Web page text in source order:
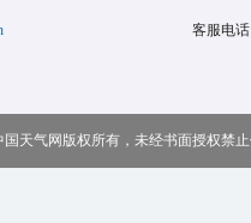
客服电
国天气网版权所有，未经书面授权